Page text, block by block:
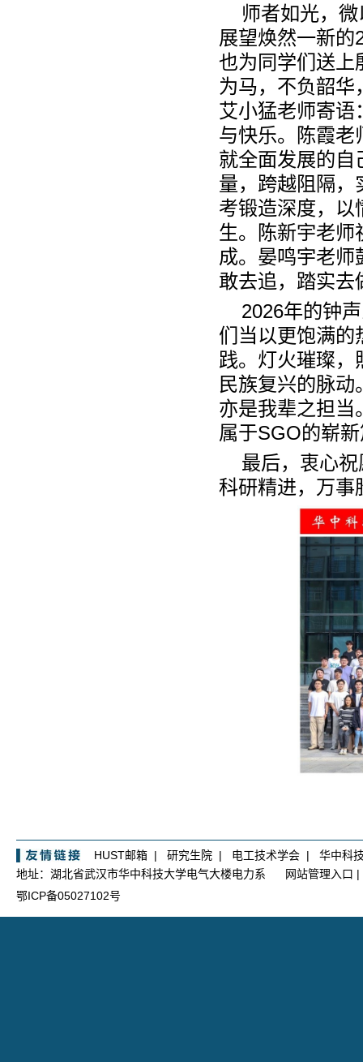
师者如光，
展望焕然一新的
也为同学们送上
为马，不负韶
艾小猛老师寄语
与快乐。陈霞老
就全面发展的自
量，跨越阻隔，
考锻造深度，以
生。陈新宇老师
成。晏鸣宇老
敢去追，踏实去
2026年的钟
们当以更饱满的
践。灯火璀璨
民族复兴的脉
亦是我辈之担当
属于SGO的崭
最后，衷心祝
科研精进，万事
HUST邮箱 | 研究生院 | 电工技术学会 | 华中科
地址：湖北省武汉市华中科技大学电气大楼电力系
网站管理入口 |
鄂ICP备05027102号